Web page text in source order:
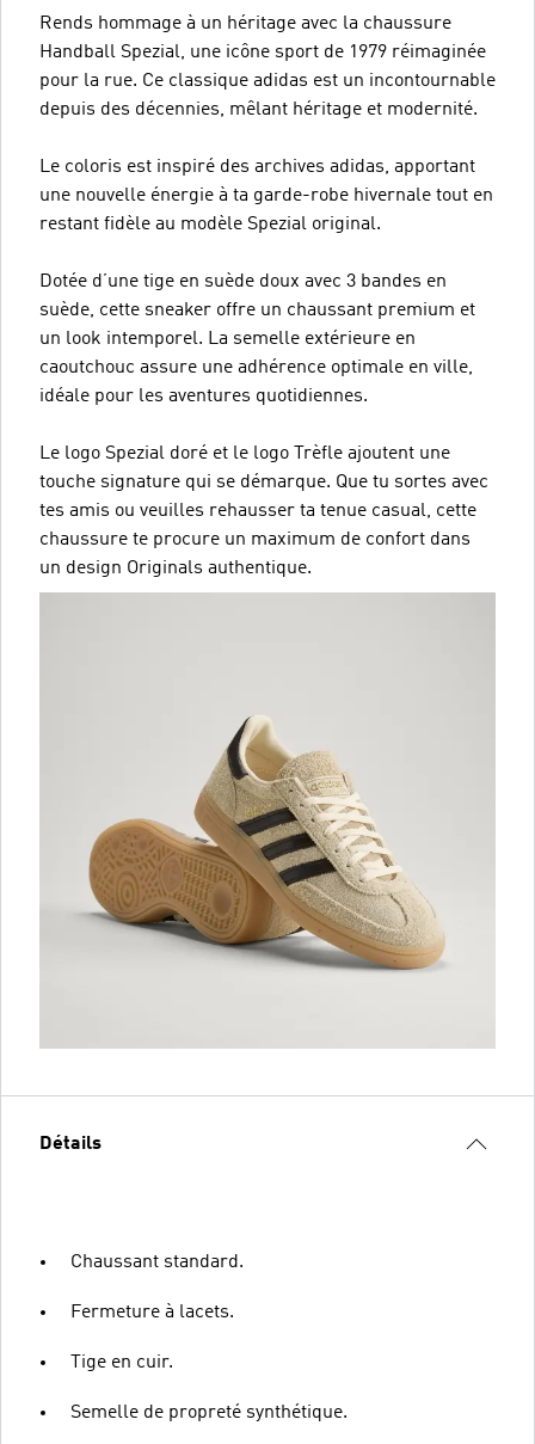
Rends hommage à un héritage avec la chaussure
Handball Spezial, une icône sport de 1979 réimaginée
pour la rue. Ce classique adidas est un incontournable
depuis des décennies, mêlant héritage et modernité.
Le coloris est inspiré des archives adidas, apportant
une nouvelle énergie à ta garde-robe hivernale tout en
restant fidèle au modèle Spezial original.
Dotée d’une tige en suède doux avec 3 bandes en
suède, cette sneaker offre un chaussant premium et
un look intemporel. La semelle extérieure en
caoutchouc assure une adhérence optimale en ville,
idéale pour les aventures quotidiennes.
Le logo Spezial doré et le logo Trèfle ajoutent une
touche signature qui se démarque. Que tu sortes avec
tes amis ou veuilles rehausser ta tenue casual, cette
chaussure te procure un maximum de confort dans
un design Originals authentique.
Détails
Chaussant standard.
Fermeture à lacets.
Tige en cuir.
Semelle de propreté synthétique.